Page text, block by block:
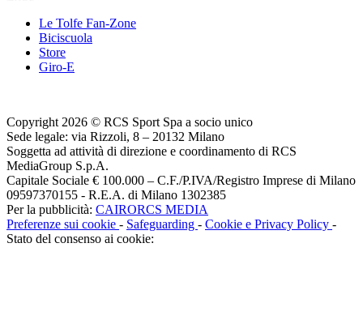
Le Tolfe Fan-Zone
Biciscuola
Store
Giro-E
Copyright 2026 © RCS Sport Spa a socio unico
Sede legale: via Rizzoli, 8 – 20132 Milano
Soggetta ad attività di direzione e coordinamento di RCS
MediaGroup S.p.A.
Capitale Sociale € 100.000 – C.F./P.IVA/Registro Imprese di Milano
09597370155 - R.E.A. di Milano 1302385
Per la pubblicità: CAIRORCS MEDIA
Preferenze sui cookie - Safeguarding - Cookie e Privacy Policy -
Stato del consenso ai cookie: